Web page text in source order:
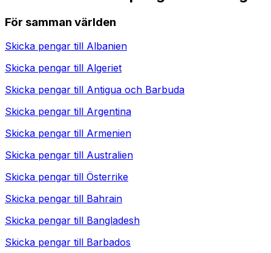
För samman världen
Skicka pengar till Albanien
Skicka pengar till Algeriet
Skicka pengar till Antigua och Barbuda
Skicka pengar till Argentina
Skicka pengar till Armenien
Skicka pengar till Australien
Skicka pengar till Österrike
Skicka pengar till Bahrain
Skicka pengar till Bangladesh
Skicka pengar till Barbados